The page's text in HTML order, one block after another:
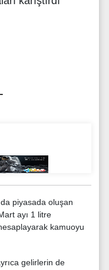
piyasada oluşan
ayı 1 litre
kamuoyu
gelirlerin de